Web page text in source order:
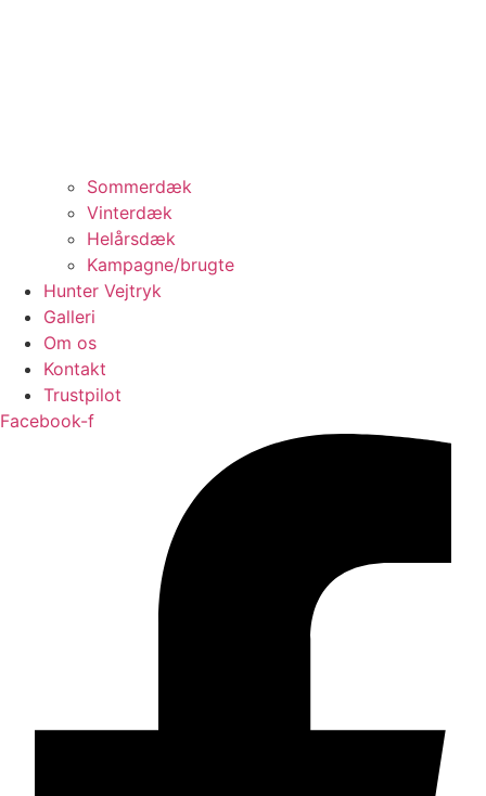
Sommerdæk
Vinterdæk
Helårsdæk
Kampagne/brugte
Hunter Vejtryk
Galleri
Om os
Kontakt
Trustpilot
Facebook-f